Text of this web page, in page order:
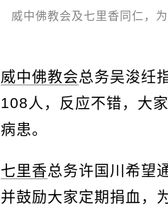
威中佛教会及七里香同仁，
威中佛教会总务吴浚纴
108人，反应不错，大
病患。
七里香总务许国川希望
并鼓励大家定期捐血，